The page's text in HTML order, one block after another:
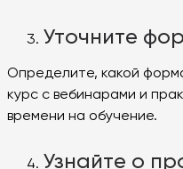
Уточните
Определите, какой
курс с вебинарами и
времени на обучение.
Узнайте о